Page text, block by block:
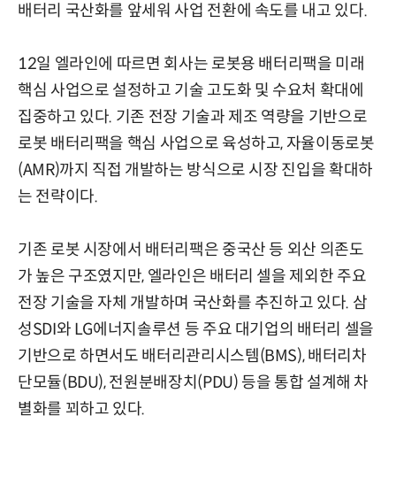
배터리 국산화를 앞세워 사업 전환에 속도를 내고 있다.
12일 엘라인에 따르면 회사는 로봇용 배터리팩을 미래
핵심 사업으로 설정하고 기술 고도화 및 수요처 확대에
집중하고 있다. 기존 전장 기술과 제조 역량을 기반으로
로봇 배터리팩을 핵심 사업으로 육성하고, 자율이동로봇
(AMR)까지 직접 개발하는 방식으로 시장 진입을 확대하
는 전략이다.
기존 로봇 시장에서 배터리팩은 중국산 등 외산 의존도
가 높은 구조였지만, 엘라인은 배터리 셀을 제외한 주요
전장 기술을 자체 개발하며 국산화를 추진하고 있다. 삼
성SDI와 LG에너지솔루션 등 주요 대기업의 배터리 셀을
기반으로 하면서도 배터리관리시스템(BMS), 배터리차
단모듈(BDU), 전원분배장치(PDU) 등을 통합 설계해 차
별화를 꾀하고 있다.